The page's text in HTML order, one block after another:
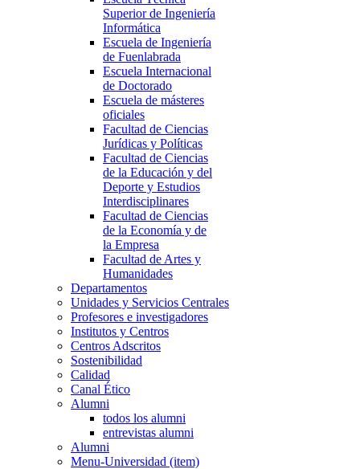
Superior de Ingeniería
Informática
Escuela de Ingeniería
de Fuenlabrada
Escuela Internacional
de Doctorado
Escuela de másteres
oficiales
Facultad de Ciencias
Jurídicas y Políticas
Facultad de Ciencias
de la Educación y del
Deporte y Estudios
Interdisciplinares
Facultad de Ciencias
de la Economía y de
la Empresa
Facultad de Artes y
Humanidades
Departamentos
Unidades y Servicios Centrales
Profesores e investigadores
Institutos y Centros
Centros Adscritos
Sostenibilidad
Calidad
Canal Ético
Alumni
todos los alumni
entrevistas alumni
Alumni
Menu-Universidad (item)